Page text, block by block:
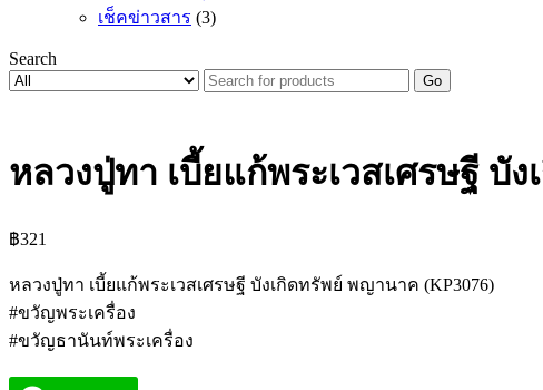
เช็คข่าวสาร (3)
Search
Go
หลวงปู่ทา เบี้ยแก้พระเวสเศรษฐี บั
฿321
หลวงปู่ทา เบี้ยแก้พระเวสเศรษฐี บังเกิดทรัพย์ พญานาค (KP3076)
#ขวัญพระเครื่อง
#ขวัญธานันท์พระเครื่อง